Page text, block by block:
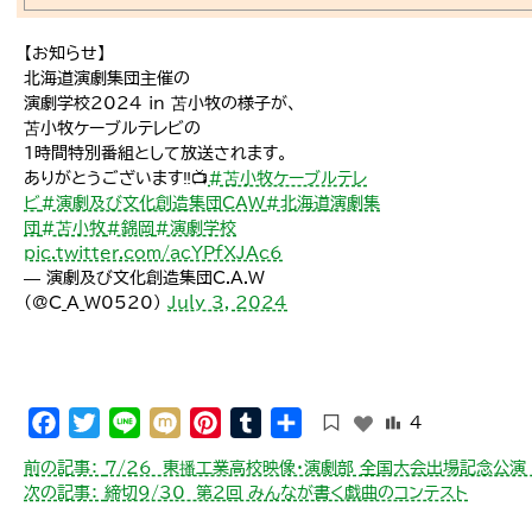
【お知らせ】
北海道演劇集団主催の
演劇学校2024 in 苫小牧の様子が、
苫小牧ケーブルテレビの
1時間特別番組として放送されます。
ありがとうございます‼️📺️#苫小牧ケーブルテレ
ビ#演劇及び文化創造集団CAW#北海道演劇集
団 #苫小牧#錦岡 #演劇学校
pic.twitter.com/acYPfXJAc6
— 演劇及び文化創造集団C.A.W
(@C_A_W0520) July 3, 2024
Facebook
Twitter
Line Mixi Pinterest
Tumblr 4
投
稿
前の記事： 7/26 東播工業高校映像・演劇部 全国大会出場記念公演
次の記事： 締切9/30 第2回 みんなが書く戯曲のコンテスト